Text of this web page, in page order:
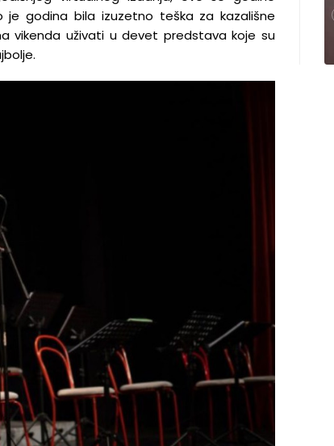
je godina bila izuzetno teška za kazališne
vikenda uživati u devet predstava koje su